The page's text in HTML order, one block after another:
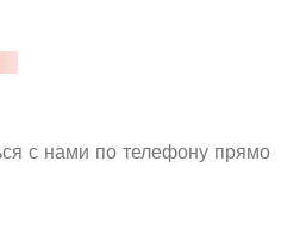
с нами по телефону прямо